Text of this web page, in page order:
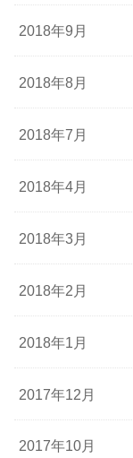
2018年9月
2018年8月
2018年7月
2018年4月
2018年3月
2018年2月
2018年1月
2017年12月
2017年10月